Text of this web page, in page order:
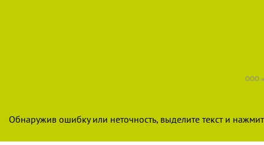
ООО
Обнаружив ошибку или неточность, выделите текст и